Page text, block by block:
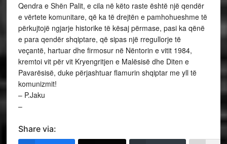
Qendra e Shën Palit, e cila në këto raste është një qendër
e vërtete komunitare, që ka të drejtën e pamhohueshme të
përkujtojë ngjarje historike të kësaj përmase, pasi ka qënë
e para qendër shqiptare, që sipas një rregullorje të
veçantë, hartuar dhe firmosur në Nëntorin e vitit 1984,
kremtoi vit për vit Kryengritjen e Malësisë dhe Diten e
Pavarësisë, duke përjashtuar flamurin shqiptar me yll të
komunizmit!
– P.Jaku
–
Share via: